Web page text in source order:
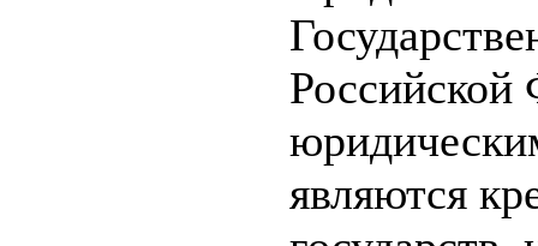
Российской
являются